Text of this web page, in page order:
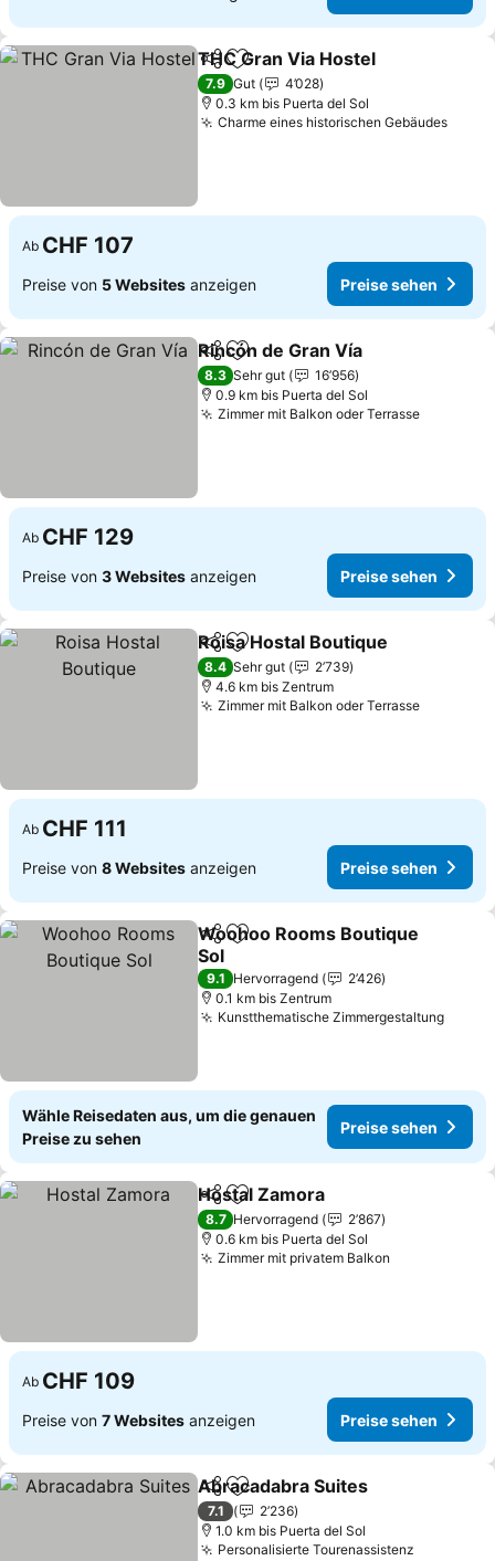
TeilenZu Favoriten hinzufügen
THC Gran Via Hostel
7.9 Gut
4’028
0.3 km bis Puerta del Sol
Charme eines historischen Gebäudes
Ab CHF 107
Preise von 5 Websites anzeigen Preise sehen
TeilenZu Favoriten hinzufügen
Rincón de Gran Vía
8.3 Sehr gut
16’956
0.9 km bis Puerta del Sol
Zimmer mit Balkon oder Terrasse
Ab CHF 129
Preise von 3 Websites anzeigen Preise sehen
TeilenZu Favoriten hinzufügen
Roisa Hostal Boutique
8.4 Sehr gut
2’739
4.6 km bis Zentrum
Zimmer mit Balkon oder Terrasse
Ab CHF 111
Preise von 8 Websites anzeigen Preise sehen
TeilenZu Favoriten hinzufügen
Woohoo Rooms Boutique
Sol
9.1 Hervorragend
2’426
0.1 km bis Zentrum
Kunstthematische Zimmergestaltung
Wähle Reisedaten aus, um die genauen
Preise zu sehen
Preise sehen
TeilenZu Favoriten hinzufügen
Hostal Zamora
8.7 Hervorragend
2’867
0.6 km bis Puerta del Sol
Zimmer mit privatem Balkon
Ab CHF 109
Preise von 7 Websites anzeigen Preise sehen
TeilenZu Favoriten hinzufügen
Abracadabra Suites
7.1
2’236
1.0 km bis Puerta del Sol
Personalisierte Tourenassistenz